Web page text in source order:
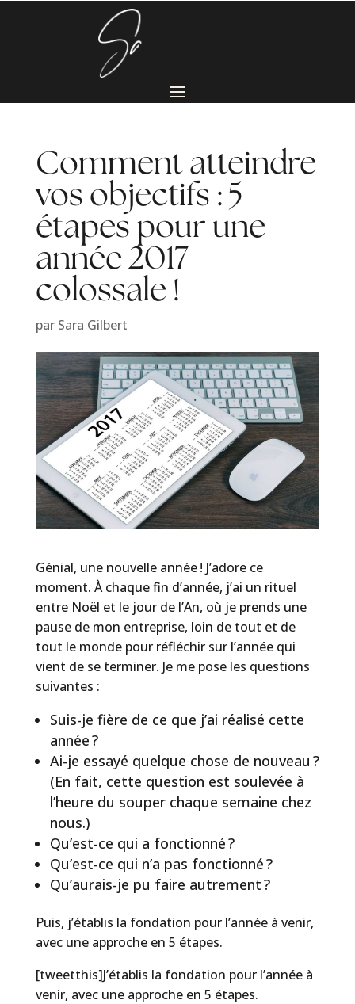
Comment atteindre
vos objectifs : 5
étapes pour une
année 2017
colossale !
par Sara Gilbert
Génial, une nouvelle année ! J’adore ce
moment. À chaque fin d’année, j’ai un rituel
entre Noël et le jour de l’An, où je prends une
pause de mon entreprise, loin de tout et de
tout le monde pour réfléchir sur l’année qui
vient de se terminer. Je me pose les questions
suivantes :
Suis-je fière de ce que j’ai réalisé cette
année ?
Ai-je essayé quelque chose de nouveau ?
(En fait, cette question est soulevée à
l’heure du souper chaque semaine chez
nous.)
Qu’est-ce qui a fonctionné ?
Qu’est-ce qui n’a pas fonctionné ?
Qu’aurais-je pu faire autrement ?
Puis, j’établis la fondation pour l’année à venir,
avec une approche en 5 étapes.
[tweetthis]J’établis la fondation pour l’année à
venir, avec une approche en 5 étapes.